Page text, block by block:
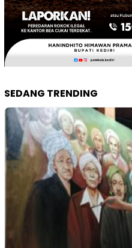
SEDANG TRENDING